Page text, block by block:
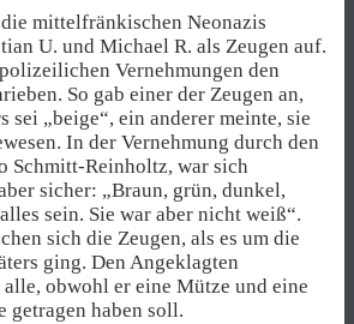
mittelfränkischen Neonazis
U. und Michael R. als Zeugen auf.
Vernehmungen den
So gab einer der Zeugen an,
sei „beige“, ein anderer meinte, sie
In der Vernehmung durch den
Schmitt-Reinholtz, war sich
sicher: „Braun, grün, dunkel,
sein. Sie war aber nicht weiß“.
sich die Zeugen, als es um die
ging. Den Angeklagten
obwohl er eine Mütze und eine
getragen haben soll.